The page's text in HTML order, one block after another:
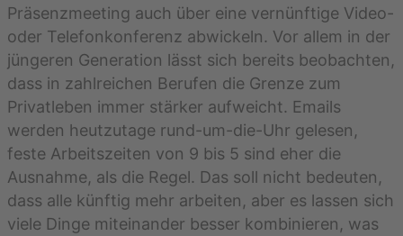
Präsenzmeeting auch über eine vernünftige Video-
oder Telefonkonferenz abwickeln. Vor allem in der
jüngeren Generation lässt sich bereits beobachten,
dass in zahlreichen Berufen die Grenze zum
Privatleben immer stärker aufweicht. Emails
werden heutzutage rund-um-die-Uhr gelesen,
feste Arbeitszeiten von 9 bis 5 sind eher die
Ausnahme, als die Regel. Das soll nicht bedeuten,
dass alle künftig mehr arbeiten, aber es lassen sich
viele Dinge miteinander besser kombinieren, was